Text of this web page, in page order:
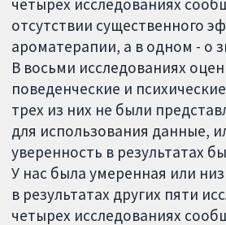
четырех исследованиях
отсутствии существенного
ароматерапии, а в одном - о
В восьми исследованиях
поведенческие и
трех из них не были
для использования данные,
уверенность в результатах
У нас была умеренная или
в результатах других пяти
четырех исследованиях